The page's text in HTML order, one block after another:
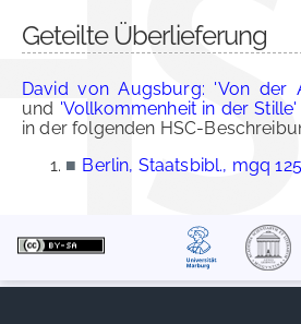
Geteilte Überlieferung
David von Augsburg: 'Von der
und 'Vollkommenheit in der Stille'
in der folgenden HSC-
■ Berlin, Staatsbibl., mgq 125